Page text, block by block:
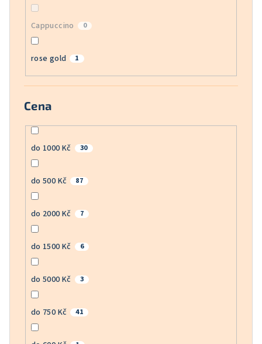
Cappuccino 0
rose gold 1
Cena
do 1000 Kč 30
do 500 Kč 87
do 2000 Kč 7
do 1500 Kč 6
do 5000 Kč 3
do 750 Kč 41